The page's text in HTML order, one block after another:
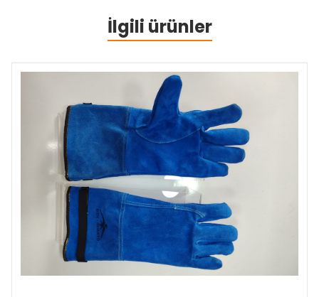
İlgili ürünler